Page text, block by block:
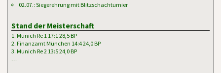
02.07.: Siegerehrung mit Blitzschachturnier
Stand der Meisterschaft
1. Munich Re 1 17:1 28,5 BP
2. Finanzamt München 14:4 24,0 BP
3. Munich Re 2 13:5 24,0 BP
…